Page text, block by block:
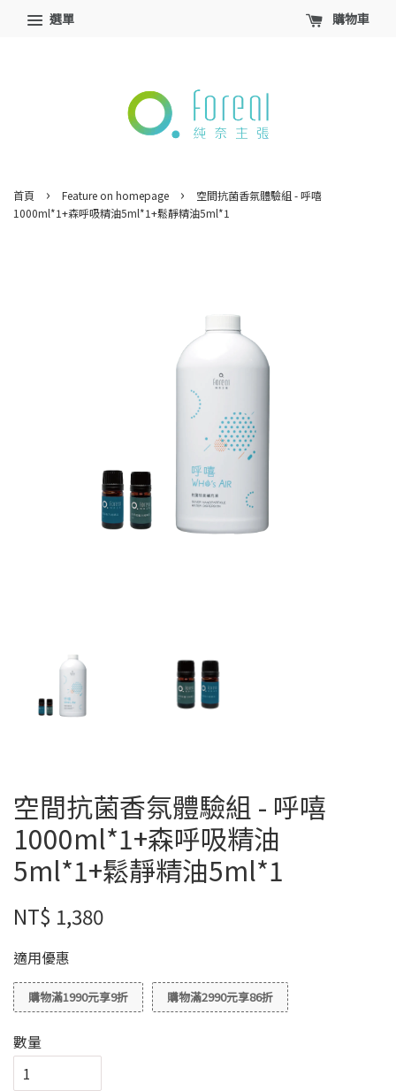
選單 購物車
首頁 › Feature on homepage ›
空間抗菌香氛體驗組 - 呼嘻
1000ml*1+森呼吸精油5ml*1+鬆靜精油5ml*1
空間抗菌香氛體驗組 - 呼嘻
1000ml*1+森呼吸精油
5ml*1+鬆靜精油5ml*1
NT$ 1,380
適用優惠
購物滿1990元享9折 購物滿2990元享86折
數量